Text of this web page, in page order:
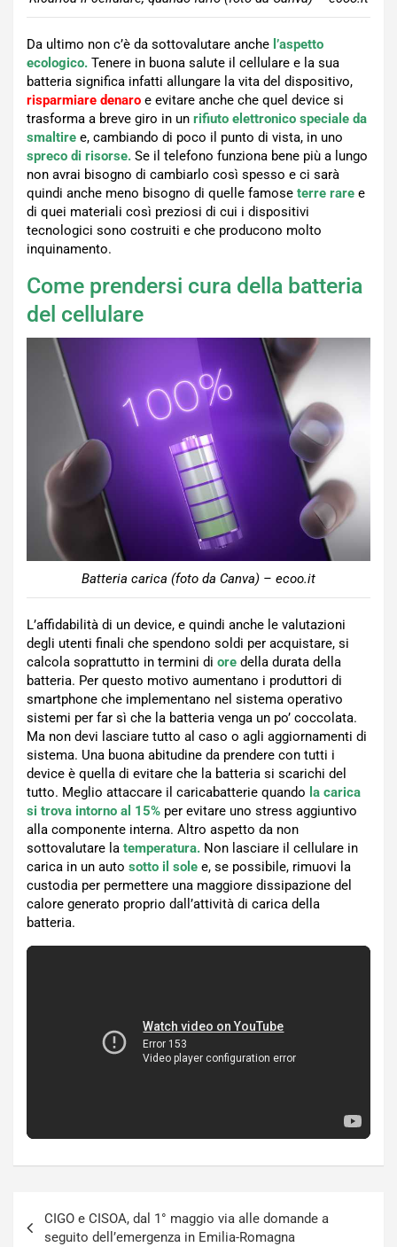
Da ultimo non c’è da sottovalutare anche l’aspetto
ecologico. Tenere in buona salute il cellulare e la sua
batteria significa infatti allungare la vita del dispositivo,
risparmiare denaro e evitare anche che quel device si
trasforma a breve giro in un rifiuto elettronico speciale da
smaltire e, cambiando di poco il punto di vista, in uno
spreco di risorse. Se il telefono funziona bene più a lungo
non avrai bisogno di cambiarlo così spesso e ci sarà
quindi anche meno bisogno di quelle famose terre rare e
di quei materiali così preziosi di cui i dispositivi
tecnologici sono costruiti e che producono molto
inquinamento.
Come prendersi cura della batteria
del cellulare
Batteria carica (foto da Canva) – ecoo.it
L’affidabilità di un device, e quindi anche le valutazioni
degli utenti finali che spendono soldi per acquistare, si
calcola soprattutto in termini di ore della durata della
batteria. Per questo motivo aumentano i produttori di
smartphone che implementano nel sistema operativo
sistemi per far sì che la batteria venga un po’ coccolata.
Ma non devi lasciare tutto al caso o agli aggiornamenti di
sistema. Una buona abitudine da prendere con tutti i
device è quella di evitare che la batteria si scarichi del
tutto. Meglio attaccare il caricabatterie quando la carica
si trova intorno al 15% per evitare uno stress aggiuntivo
alla componente interna. Altro aspetto da non
sottovalutare la temperatura. Non lasciare il cellulare in
carica in un auto sotto il sole e, se possibile, rimuovi la
custodia per permettere una maggiore dissipazione del
calore generato proprio dall’attività di carica della
batteria.
articoli
CIGO e CISOA, dal 1° maggio via alle domande a
seguito dell’emergenza in Emilia-Romagna